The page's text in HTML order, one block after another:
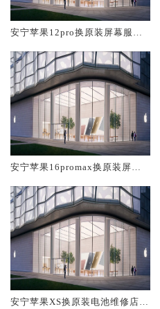
安宁苹果12pro换原装屏幕服务
安宁苹果16promax换原装屏幕
安宁苹果XS换原装电池维修店大